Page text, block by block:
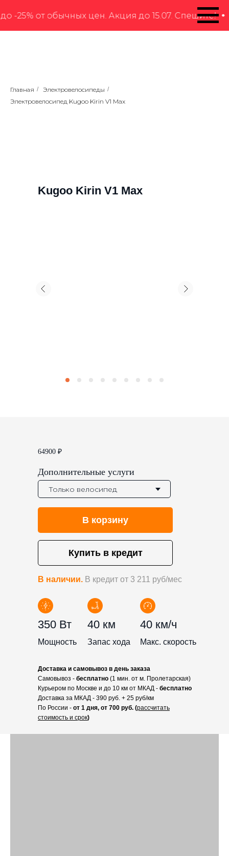
от обычных цен. Акция до 15.07. Спешите!
Главная / Электровелосипеды /
Электровелосипед Kugoo Kirin V1 Max
64900 ₽
Дополнительные услуги
В корзину
Мощность
350 Вт
Запас хода
40 км
Макс. скорость
40 км/ч
Kugoo Kirin V1 Max
В наличии. В кредит от 3 211 руб/мес
Доставка и самовывоз в день заказа
Самовывоз - бесплатно (1 мин. от м. Пролетарская)
Курьером по Москве и до 10 км от МКАД - бесплатно
Доставка за МКАД - 390 руб. + 25 руб/км
По России - от 1 дня, от 700 руб. (рассчитать
стоимость и срок)
Купить в кредит